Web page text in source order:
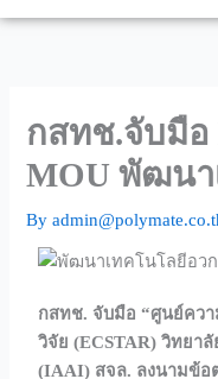
กสทช.จับมือ
MOU พัฒน
By
กสทช. จับมือ “ศูนย์ควา
วิจัย (ECSTAR) วิทยา
(IAAI) สจล. ลงนามข้อ